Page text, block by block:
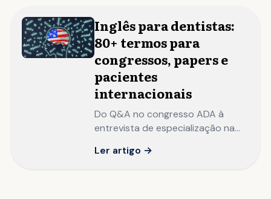
Inglês para dentistas:
80+ termos para
congressos, papers e
pacientes
internacionais
Do Q&A no congresso ADA à
entrevista de especialização na
dentista com habilidade técnica
Ler artigo →